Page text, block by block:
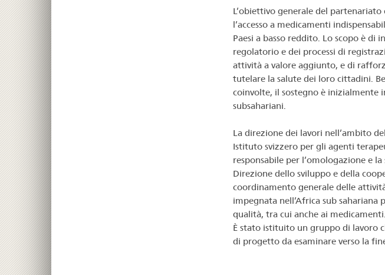
L’obiettivo generale del partenariato
l’accesso a medicamenti
Paesi a basso reddito. Lo scopo è di
regolatorio e dei processi di
attività a valore aggiunto, e di
tutelare la salute dei loro cittadini.
coinvolte, il sostegno è inizialmente
subsahariani.
La direzione dei lavori nell’ambito
Istituto svizzero per gli agenti
responsabile per l’omologazione e
Direzione dello sviluppo e della
coordinamento generale delle
impegnata nell’Africa sub sahariana
qualità, tra cui anche ai medicamenti.
È stato istituito un gruppo di lavoro
di progetto da esaminare verso la